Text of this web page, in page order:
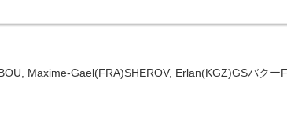
Maxime-Gael(FRA)SHEROV, Erlan(KGZ)GSバクー